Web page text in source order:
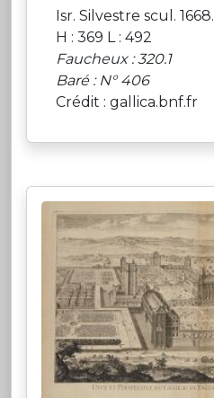
Isr. Silvestre scul. 1668.
H : 369 L : 492
Faucheux : 320.1
Baré : N° 406
Crédit : gallica.bnf.fr